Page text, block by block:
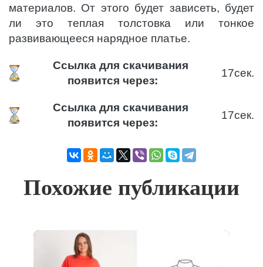
материалов. От этого будет зависеть, будет
ли это теплая толстовка или тонкое
развивающееся нарядное платье.
Ссылка для скачивания
появится через:
17сек.
Ссылка для скачивания
появится через:
17сек.
Похожие публикации